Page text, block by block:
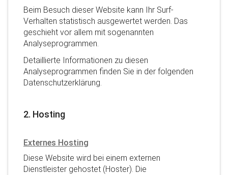
Beim Besuch dieser Website kann Ihr Surf-
Verhalten statistisch ausgewertet werden. Das
geschieht vor allem mit sogenannten
Analyseprogrammen.
Detaillierte Informationen zu diesen
Analyseprogrammen finden Sie in der folgenden
Datenschutzerklärung.
2. Hosting
Externes Hosting
Diese Website wird bei einem externen
Dienstleister gehostet (Hoster). Die